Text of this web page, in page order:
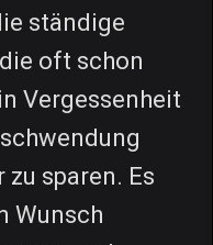
ständige
oft schon
Vergessenheit
sparen. Es
Wunsch